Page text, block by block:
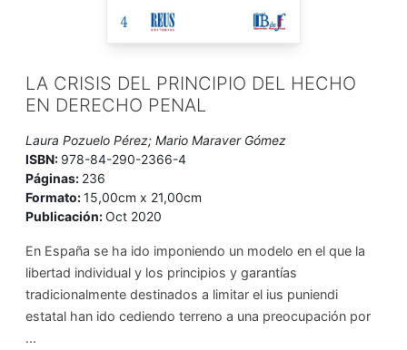
LA CRISIS DEL PRINCIPIO DEL HECHO
EN DERECHO PENAL
Laura Pozuelo Pérez; Mario Maraver Gómez
ISBN: 978-84-290-2366-4
Páginas: 236
Formato:15,00cm x 21,00cm
Publicación:Oct 2020
En España se ha ido imponiendo un modelo en el que la
libertad individual y los principios y garantías
tradicionalmente destinados a limitar el ius puniendi
estatal han ido cediendo terreno a una preocupación por
...